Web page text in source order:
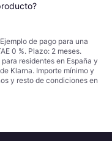
de pago para una
0 %. Plazo: 2 meses.
residentes en España y
Klarna. Importe mínimo y
y resto de condiciones en